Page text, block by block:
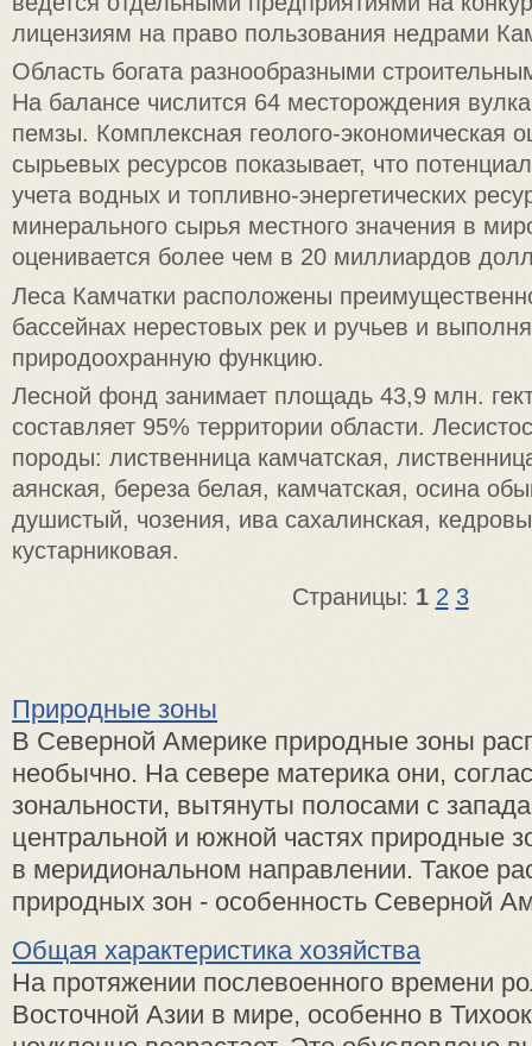
лицензиям на право пользования недрами
Область богата разнообразными
На балансе числится 64 месторождения
пемзы. Комплексная геолого-экономическая
сырьевых ресурсов показывает, что
учета водных и топливно-энергетических
минерального сырья местного значения в
оценивается более чем в 20 миллиардов
Леса Камчатки расположены
бассейнах нерестовых рек и ручьев и
природоохранную функцию.
Лесной фонд занимает площадь 43,9 млн.
составляет 95% территории области.
породы: лиственница камчатская,
аянская, береза белая, камчатская, осина
душистый, чозения, ива сахалинская,
кустарниковая.
Страницы: 1 2 3
Природные зоны
В Северной Америке природные зоны
необычно. На севере материка они,
зональности, вытянуты полосами с
центральной и южной частях природные
в меридиональном направлении. Такое
природных зон - особенность Северной
Общая характеристика хозяйства
На протяжении послевоенного времени
Восточной Азии в мире, особенно в